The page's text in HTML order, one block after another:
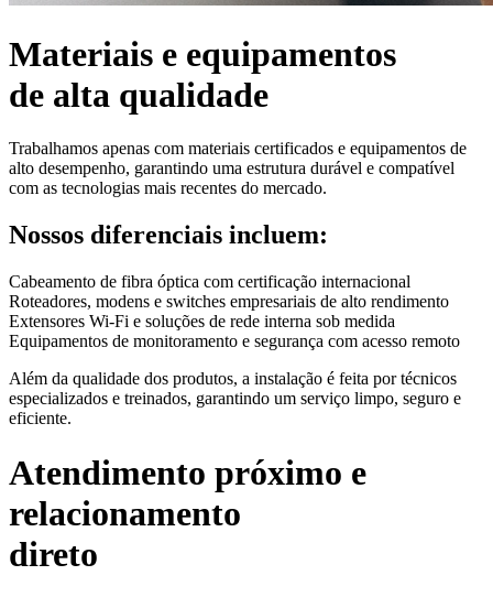
Materiais e equipamentos
de alta qualidade
Trabalhamos apenas com materiais certificados e equipamentos de
alto desempenho, garantindo uma estrutura durável e compatível
com as tecnologias mais recentes do mercado.
Nossos diferenciais incluem:
Cabeamento de fibra óptica com certificação internacional
Roteadores, modens e switches empresariais de alto rendimento
Extensores Wi-Fi e soluções de rede interna sob medida
Equipamentos de monitoramento e segurança com acesso remoto
Além da qualidade dos produtos, a instalação é feita por técnicos
especializados e treinados, garantindo um serviço limpo, seguro e
eficiente.
Atendimento próximo e
relacionamento
direto